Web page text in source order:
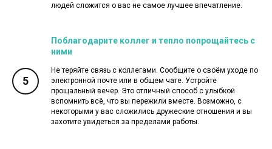
людей сложится о вас не самое лучшее впечатление.
5
Поблагодарите коллег и тепло попрощайтесь с
ними
Не теряйте связь с коллегами. Сообщите о своём уходе по
электронной почте или в общем чате. Устройте
прощальный вечер. Это отличный способ с улыбкой
вспомнить всё, что вы пережили вместе. Возможно, с
некоторыми у вас сложились дружеские отношения и вы
захотите увидеться за пределами работы.